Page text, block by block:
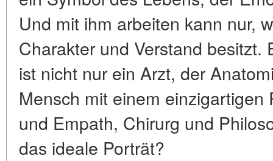
Und mit ihm arbeiten kann nur,
Charakter und Verstand besitzt.
ist nicht nur ein Arzt, der
Mensch mit einem einzigartigen
und Empath, Chirurg und
das ideale Porträt?